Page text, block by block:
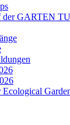
der GARTEN